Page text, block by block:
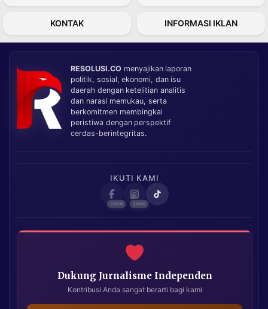
KONTAK INFORMASI IKLAN
RESOLUSI.CO menyajikan laporan
politik, sosial, ekonomi, dan isu
daerah dengan ketelitian analitis
dan narasi memukau, serta
berkomitmen membingkai
peristiwa dengan perspektif
cerdas-berintegritas.
IKUTI KAMI
Dukung Jurnalisme Independen
Kontribusi Anda sangat berarti bagi kami